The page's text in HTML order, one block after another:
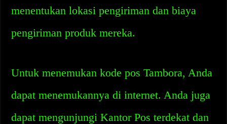
menentukan lokasi pengiriman dan biaya
pengiriman produk mereka.
Untuk menemukan kode pos Tambora, Anda
dapat menemukannya di internet. Anda juga
dapat mengunjungi Kantor Pos terdekat dan